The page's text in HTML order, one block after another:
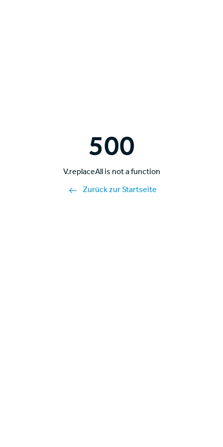
500
V.replaceAll is not a function
Zurück zur Startseite